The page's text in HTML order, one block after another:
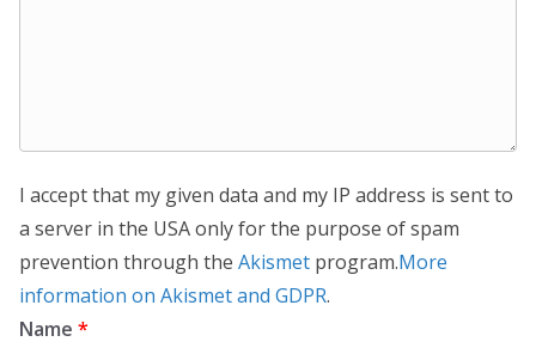
I accept that my given data and my IP address is sent to
a server in the USA only for the purpose of spam
prevention through the Akismet program.More
information on Akismet and GDPR.
Name *